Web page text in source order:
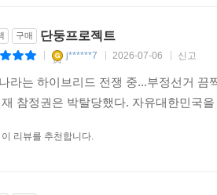
구매 단둥프로젝트
| j******7 | 2026-07-06 | 신고
라는 하이브리드 전쟁 중...부정선거